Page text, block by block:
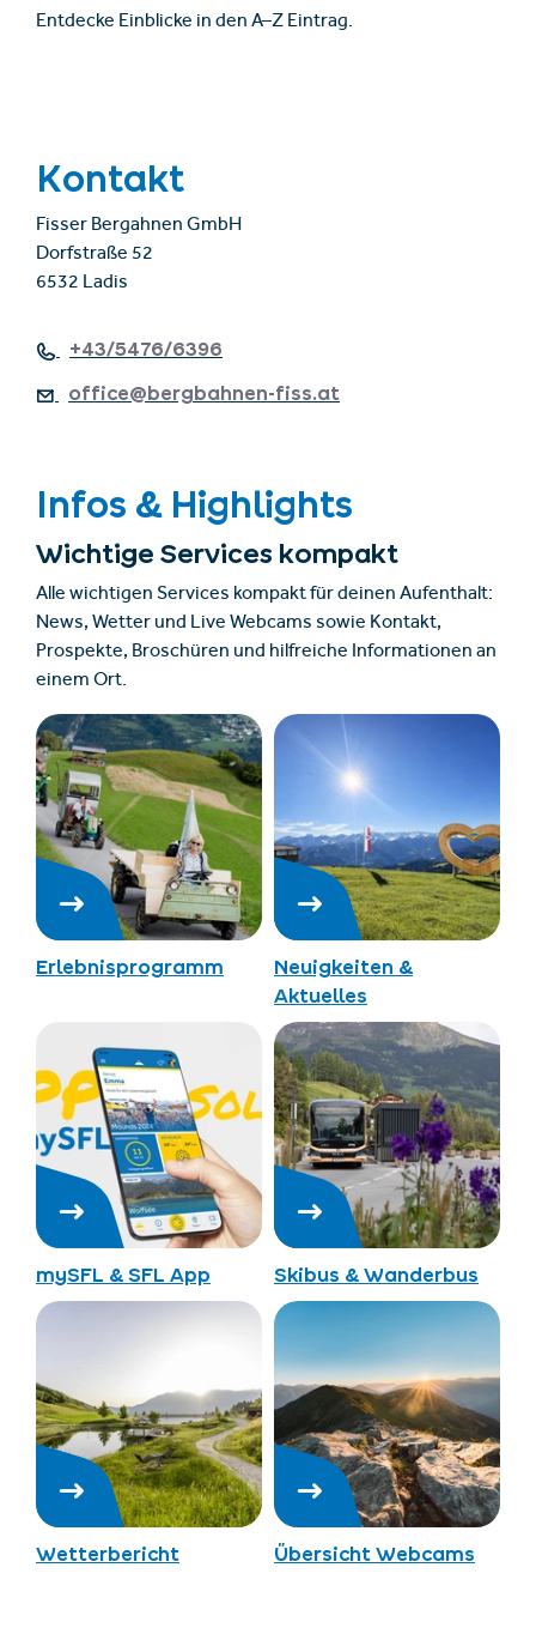
Entdecke Einblicke in den A–Z Eintrag.
Kontakt
Fisser Bergahnen GmbH
Dorfstraße 52
6532 Ladis
+43/5476/6396
office@bergbahnen-fiss.at
Infos & Highlights
Wichtige Services kompakt
Alle wichtigen Services kompakt für deinen Aufenthalt:
News, Wetter und Live Webcams sowie Kontakt,
Prospekte, Broschüren und hilfreiche Informationen an
einem Ort.
Erlebnisprogramm
Neuigkeiten &
Aktuelles
mySFL & SFL App Skibus & Wanderbus
Wetterbericht Übersicht Webcams